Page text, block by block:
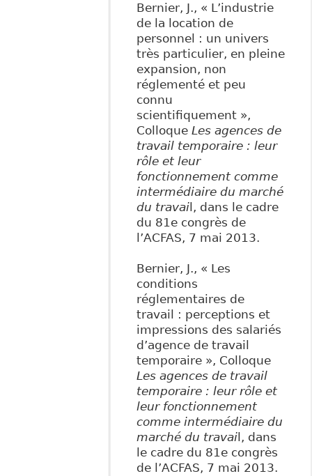
Bernier, J., « L’industrie
de la location de
personnel : un univers
très particulier, en pleine
expansion, non
réglementé et peu
connu
scientifiquement »,
Colloque Les agences de
travail temporaire : leur
rôle et leur
fonctionnement comme
intermédiaire du marché
du travail, dans le cadre
du 81e congrès de
l’ACFAS, 7 mai 2013.
Bernier, J., « Les
conditions
réglementaires de
travail : perceptions et
impressions des salariés
d’agence de travail
temporaire », Colloque
Les agences de travail
temporaire : leur rôle et
leur fonctionnement
comme intermédiaire du
marché du travail, dans
le cadre du 81e congrès
de l’ACFAS, 7 mai 2013.